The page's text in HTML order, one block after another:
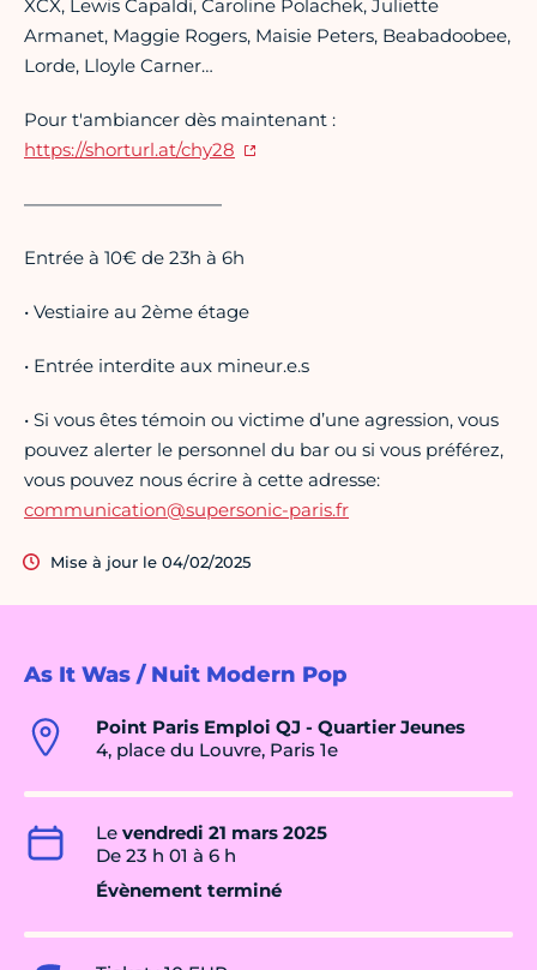
As It Was / Nuit Modern Pop
Point Paris Emploi QJ - Quartier Jeunes
4, place du Louvre, Paris 1e
Le vendredi 21 mars 2025
De 23 h 01 à 6 h
Évènement terminé
XCX, Lewis Capaldi, Caroline Polachek, Juliette
Armanet, Maggie Rogers, Maisie Peters, Beabadoobee,
Lorde, Lloyle Carner…
Pour t'ambiancer dès maintenant :
https://shorturl.at/chy28
———————————
Entrée à 10€ de 23h à 6h
• Vestiaire au 2ème étage
• Entrée interdite aux mineur.e.s
• Si vous êtes témoin ou victime d’une agression, vous
pouvez alerter le personnel du bar ou si vous préférez,
vous pouvez nous écrire à cette adresse:
communication@supersonic-paris.fr
Mise à jour le 04/02/2025